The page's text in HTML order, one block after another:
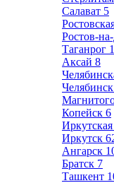
Салават 5
Ростов-
Таганрог
Аксай 8
Челябинск
Копейск 6
Иркутская
Иркутск
Ангарск
Братск 7
Ташкент